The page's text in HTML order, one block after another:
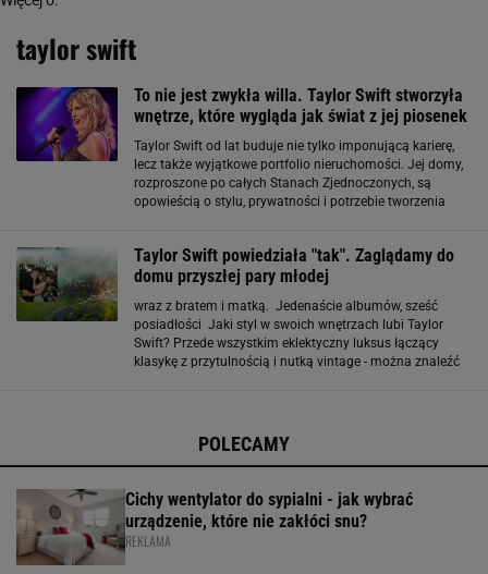
taylor swift
To nie jest zwykła willa. Taylor Swift stworzyła
wnętrze, które wygląda jak świat z jej piosenek
Taylor Swift od lat buduje nie tylko imponującą karierę,
lecz także wyjątkowe portfolio nieruchomości. Jej domy,
rozproszone po całych Stanach Zjednoczonych, są
opowieścią o stylu, prywatności i potrzebie tworzenia
Taylor Swift powiedziała "tak". Zaglądamy do
domu przyszłej pary młodej
wraz z bratem i matką. Jedenaście albumów, sześć
posiadłości Jaki styl w swoich wnętrzach lubi Taylor
Swift? Przede wszystkim eklektyczny luksus łączący
klasykę z przytulnością i nutką vintage - można znaleźć
POLECAMY
Cichy wentylator do sypialni - jak wybrać
urządzenie, które nie zakłóci snu?
REKLAMA